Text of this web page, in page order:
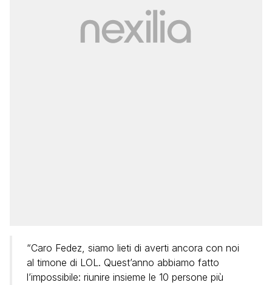
“Caro Fedez, siamo lieti di averti ancora con noi
al timone di LOL. Quest’anno abbiamo fatto
l’impossibile: riunire insieme le 10 persone più